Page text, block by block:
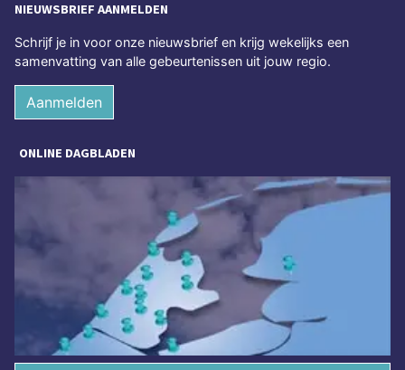
NIEUWSBRIEF AANMELDEN
Schrijf je in voor onze nieuwsbrief en krijg wekelijks een
samenvatting van alle gebeurtenissen uit jouw regio.
Aanmelden
ONLINE DAGBLADEN